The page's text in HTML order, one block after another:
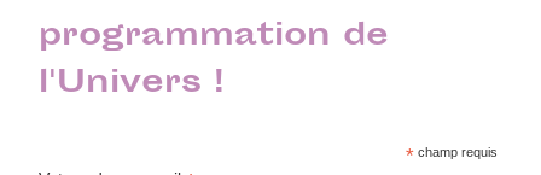
programmation de
l'Univers !
* champ requis